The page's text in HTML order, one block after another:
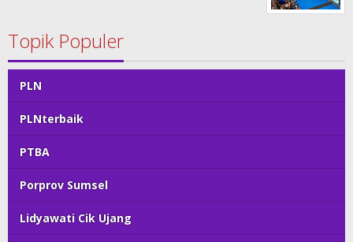
Topik Populer
PLN
PLNterbaik
PTBA
Porprov Sumsel
Lidyawati Cik Ujang